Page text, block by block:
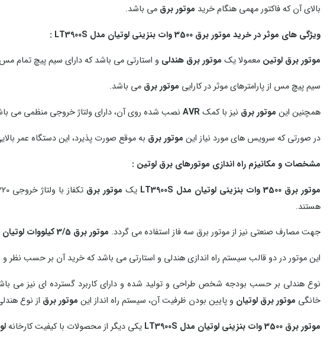
بالای آن که فاکتور مهمی هنگام خرید موتور برق می باشد.
ویژگی های موثر در خرید موتور برق 3500 وات بنزینی لوتیان مدل LT3900S :
موتور برق لوتین معمولا یک موتور برق هندلی و استارتی می باشد که دارای سیم پیچ تمام
سیم پیچ مس از پارامترهای موثر در کارایی موتور برق می باشد.
همچنین این موتور برق نیز با کمکAVR نصب شده روی آن، دارای ولتاژ خروجی منظمی می
در صورتی که سرویس های مورد نیاز این موتور برق به موقع صورت پذیرد، این دستگاه عمر
مشخصات و مکانیزم راه اندازی موتورهای برق لوتین :
موتور برق 3500 وات بنزینی لوتیان مدل LT3900S
یک موتور برق تکفاز با ولتاژ خروجی 220 ولت می باشد اگر هدف از انتخاب موتور برق مصارفی نظیر مصرف خانگی باشد،
هستند.
جهت مصارف صنعتی نیز از موتور برق سه فاز استفاده می گردد. موتور برق 3/5 کیلووات لوتیان
این موتور در دو قالب سیستم راه اندازی هندلی و استارتی می باشد که خرید آن بر حسب نظر
نوع هندلی بر حسب بودجه شخص طراحی و تولید شده و دارای کاربرد گسترده ای نیز می
خانگی موتور برق لوتیان و پایین بودن ظرفیت آن، سیستم راه انداز این موتور برق از نوع
موتور برق 3500 وات بنزینی لوتیان مدل LT3900S
یکی دیگر از محصولات با کیفیت کارخانه